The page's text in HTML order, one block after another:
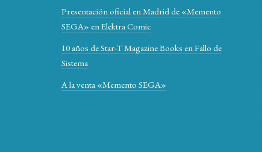
Presentación oficial en Madrid de «Memento
SEGA» en Elektra Comic
10 años de Star-T Magazine Books en Fallo de
Sistema
A la venta «Memento SEGA»